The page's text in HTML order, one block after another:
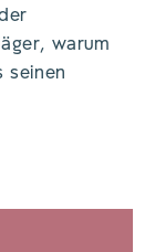
warum